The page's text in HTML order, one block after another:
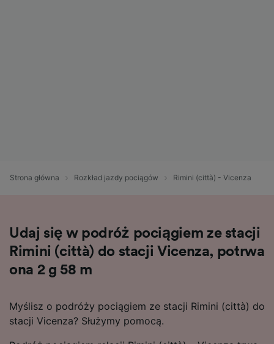
Strona główna Rozkład jazdy pociągów Rimini (città) - Vicenza
Udaj się w podróż pociągiem ze stacji
Rimini (città) do stacji Vicenza, potrwa
ona 2 g 58 m
Myślisz o podróży pociągiem ze stacji Rimini (città) do
stacji Vicenza? Służymy pomocą.